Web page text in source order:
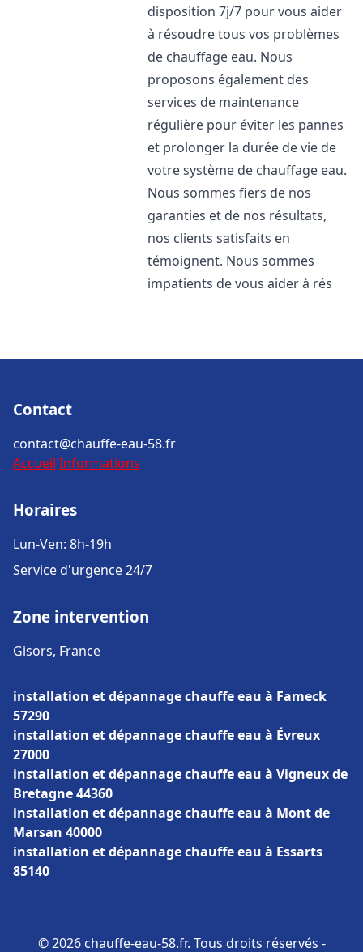
disposition 7j/7 pour vous aider
à résoudre tous vos problèmes
de chauffage eau. Nous
proposons également des
services de maintenance
régulière pour éviter les pannes
et prolonger la durée de vie de
votre système de chauffage eau.
Nous sommes fiers de nos
garanties et de nos résultats,
nos clients satisfaits en
témoignent. Nous sommes
impatients de vous aider à rés
Contact
contact@chauffe-eau-58.fr
Accueil Informations
Horaires
Lun-Ven: 8h-19h
Service d'urgence 24/7
Zone intervention
Gisors, France
installation et dépannage chauffe eau à Fameck
57290
installation et dépannage chauffe eau à Évreux
27000
installation et dépannage chauffe eau à Vigneux de
Bretagne 44360
installation et dépannage chauffe eau à Mont de
Marsan 40000
installation et dépannage chauffe eau à Essarts
85140
© 2026 chauffe-eau-58.fr. Tous droits réservés -